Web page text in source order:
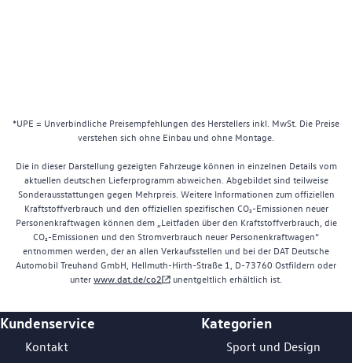
*UPE = Unverbindliche Preisempfehlungen des Herstellers inkl. MwSt. Die Preise
verstehen sich ohne Einbau und ohne Montage.
Die in dieser Darstellung gezeigten Fahrzeuge können in einzelnen Details vom
aktuellen deutschen Lieferprogramm abweichen. Abgebildet sind teilweise
Sonderausstattungen gegen Mehrpreis. Weitere Informationen zum offiziellen
Kraftstoffverbrauch und den offiziellen spezifischen CO₂-Emissionen neuer
Personenkraftwagen können dem „Leitfaden über den Kraftstoffverbrauch, die
CO₂-Emissionen und den Stromverbrauch neuer Personenkraftwagen“
entnommen werden, der an allen Verkaufsstellen und bei der DAT Deutsche
Automobil Treuhand GmbH, Hellmuth-Hirth-Straße 1, D-73760 Ostfildern oder
unterwww.dat.de/co2 unentgeltlich erhältlich ist.
Footer Teaser
Kundenservice
Kontakt
Kategorien
Sport und Design